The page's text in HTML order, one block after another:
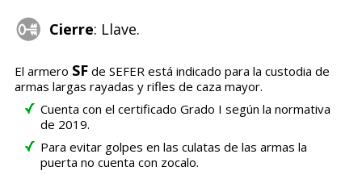
Cierre: Llave.
El armero SFde SEFER está indicado para la custodia de
armas largas rayadas y rifles de caza mayor.
Cuenta con el certificado Grado I según la normativa
de 2019.
Para evitar golpes en las culatas de las armas la
puerta no cuenta con zocalo.